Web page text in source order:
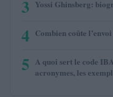
3 Yossi Ghinsberg:
4 Combien coûte
5 A quoi sert le code
acronymes, les